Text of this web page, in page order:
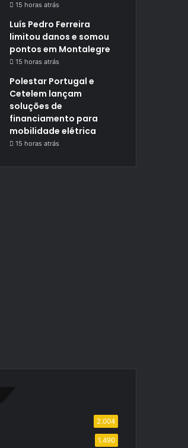
15 horas atrás
Luís Pedro Ferreira
limitou danos e somou
pontos em Montalegre
15 horas atrás
Polestar Portugal e
Cetelem lançam
soluções de
financiamento para
mobilidade elétrica
15 horas atrás
2.004
1.490